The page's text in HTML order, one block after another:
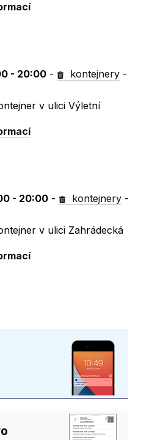
- 20:00 - kontejnery -
v ulici Výletní
- 20:00 - kontejnery -
v ulici Zahrádecká